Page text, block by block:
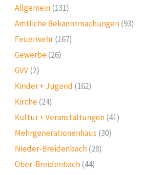
Allgemein(131)
Amtliche Bekanntmachungen(93)
Feuerwehr(167)
Gewerbe(26)
GVV(2)
Kinder + Jugend (162)
Kirche(24)
Kultur + Veranstaltungen(41)
Mehrgenerationenhaus (30)
Nieder-Breidenbach(28)
Ober-Breidenbach(44)